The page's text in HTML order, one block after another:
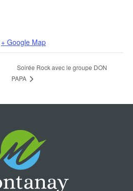
+ Google Map
Soirée Rock avec le groupe DON
PAPA